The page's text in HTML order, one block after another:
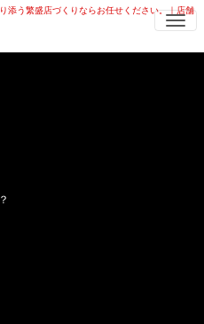
添う繁盛店づくりならお任せください。｜店舗
ン | スクール・
舗デザイン
クール・個別指導